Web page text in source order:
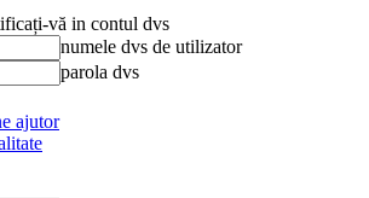
vă in contul dvs
numele dvs de utilizator
parola dvs
ajutor